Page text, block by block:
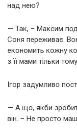
над нею?
— Так, – Максим
Соня переживає.
економить кожну
з її мами тільки
Ігор задумливо
— А що, якби
він. – Не просто